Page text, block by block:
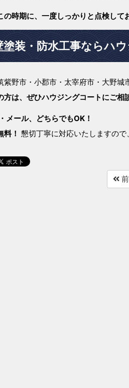
の時期に、一度しっかりと点検して
塗装・防水工事ならハ
紫野市・小郡市・太宰府市・大野城
方は、ぜひハウジングコートにご相
メール、どちらでもOK！
料！ 懇切丁寧に対応いたしますの